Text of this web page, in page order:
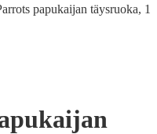
papukaijan täysruoka, 1